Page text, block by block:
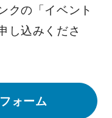
クの「イベント
し込みくださ
ォーム